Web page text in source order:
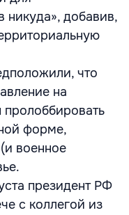
никуда», добавив,
что
на
форме,
военное
президент РФ
с коллегой из